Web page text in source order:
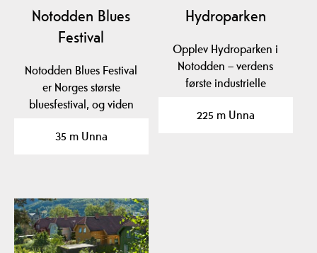
Notodden Blues
Festival
Notodden Blues Festival
er Norges største
bluesfestival, og viden
35 m Unna
Hydroparken
Opplev Hydroparken i
Notodden – verdens
første industrielle
…
225 m Unna